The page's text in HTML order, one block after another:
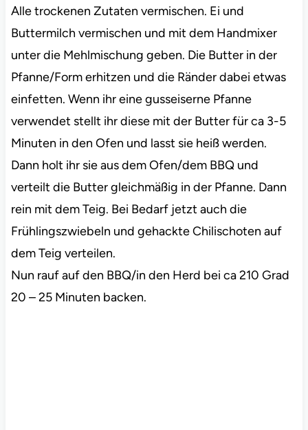
Alle trockenen Zutaten vermischen. Ei und
Buttermilch vermischen und mit dem Handmixer
unter die Mehlmischung geben. Die Butter in der
Pfanne/Form erhitzen und die Ränder dabei etwas
einfetten. Wenn ihr eine gusseiserne Pfanne
verwendet stellt ihr diese mit der Butter für ca 3-5
Minuten in den Ofen und lasst sie heiß werden.
Dann holt ihr sie aus dem Ofen/dem BBQ und
verteilt die Butter gleichmäßig in der Pfanne. Dann
rein mit dem Teig. Bei Bedarf jetzt auch die
Frühlingszwiebeln und gehackte Chilischoten auf
dem Teig verteilen.
Nun rauf auf den BBQ/in den Herd bei ca 210 Grad
20 – 25 Minuten backen.